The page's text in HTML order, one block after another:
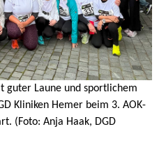
guter Laune und sportlichem
Kliniken Hemer beim 3. AOK-
(Foto: Anja Haak, DGD